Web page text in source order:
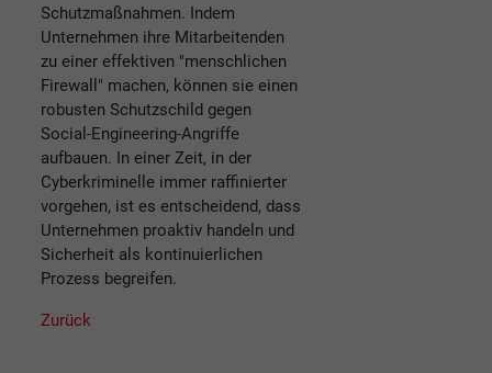
Schutzmaßnahmen. Indem
Unternehmen ihre Mitarbeitenden
zu einer effektiven "menschlichen
Firewall" machen, können sie einen
robusten Schutzschild gegen
Social-Engineering-Angriffe
aufbauen. In einer Zeit, in der
Cyberkriminelle immer raffinierter
vorgehen, ist es entscheidend, dass
Unternehmen proaktiv handeln und
Sicherheit als kontinuierlichen
Prozess begreifen.
Zurück